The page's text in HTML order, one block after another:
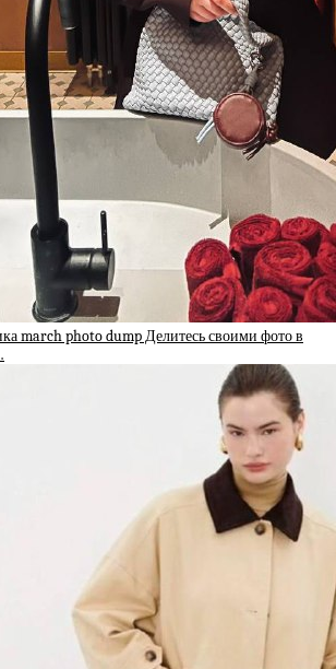
march photo dump Делитесь своими фото в